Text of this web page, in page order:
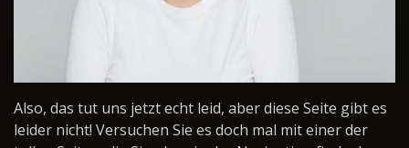
Also, das tut uns jetzt echt leid, aber diese Seite gibt es
leider nicht! Versuchen Sie es doch mal mit einer der